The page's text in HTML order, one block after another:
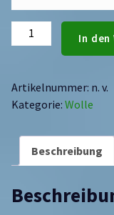
In den
Artikelnummer: n. v.
Kategorie: Wolle
Beschreibung